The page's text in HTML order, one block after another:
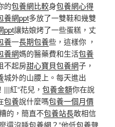
的包養網比較身包養網心得
養網ppt多放了一雙鞋和幾雙
ppt讓姑娘烤了一些蛋糕，丈
養一長期包養些，這樣你 ，
養網媽的醫藥費和生活包養
不起房甜心寶貝包養網子，
城外的山腰上。每天進出
|||紅“花兒， 包養金額你在說
包養說什麼嗎包養一個月價
的，簡直不包養站長敢相信
還沒睡包養網 ？”他低包養聲